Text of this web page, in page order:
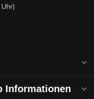
Informationen